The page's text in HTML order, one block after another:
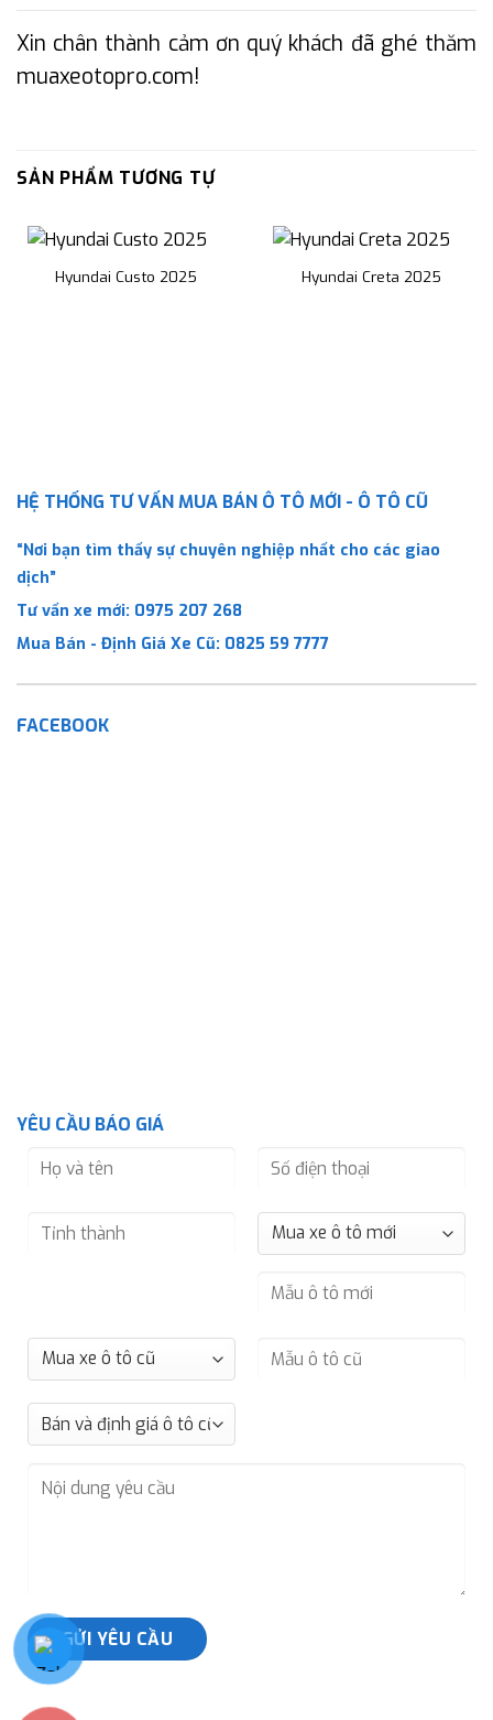
Xin chân thành cảm ơn quý khách đã ghé thăm
muaxeotopro.com!
SẢN PHẨM TƯƠNG TỰ
Hyundai Custo 2025 Hyundai Creta 2025
HỆ THỐNG TƯ VẤN MUA BÁN Ô TÔ MỚI - Ô TÔ CŨ
“Nơi bạn tìm thấy sự chuyên nghiệp nhất cho các giao
dịch”
Tư vấn xe mới: 0975 207 268
Mua Bán - Định Giá Xe Cũ: 0825 59 7777
FACEBOOK
YÊU CẦU BÁO GIÁ